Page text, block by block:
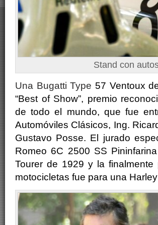
Stand con
Una Bugatti Type 57 Ventoux
“Best of Show”, premio
de todo el mundo, que fue
Automóviles Clásicos, Ing.
Gustavo Posse. El jurado
Romeo 6C 2500 SS
Tourer de 1929 y la
motocicletas fue para una